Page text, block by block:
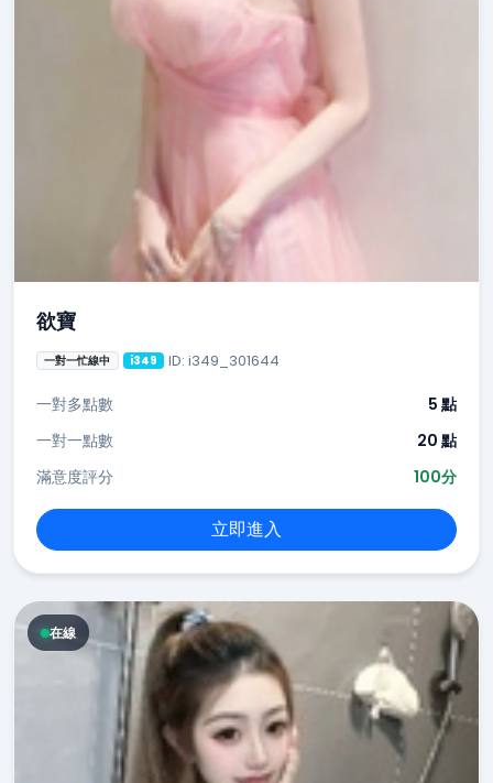
欲寶
一對一忙線中 i349 ID: i349_301644
一對多點數
5 點
一對一點數
20 點
滿意度評分
100分
立即進入
在線